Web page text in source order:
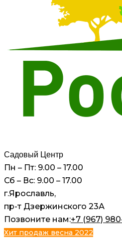
Садовый Центр
Пн – Пт: 9.00 – 17.00
Сб – Вс: 9.00 – 17.00
г.Ярославль,
пр-т Дзержинского 23А
Позвоните нам:+7 (967)
Хит продаж весна 2022